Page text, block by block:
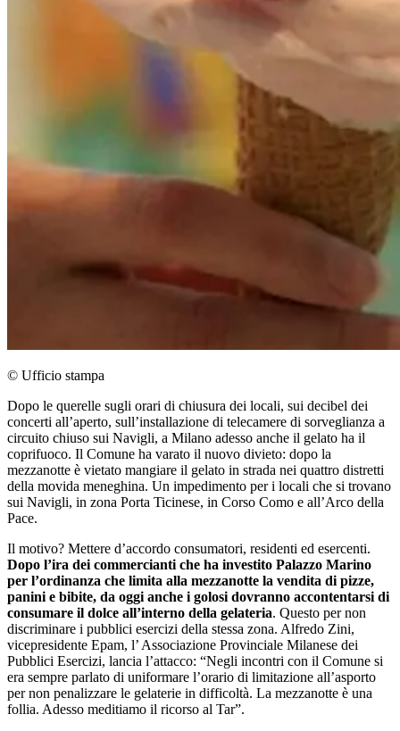
© Ufficio stampa
Dopo le querelle sugli orari di chiusura dei locali, sui decibel dei
concerti all’aperto, sull’installazione di telecamere di sorveglianza a
circuito chiuso sui Navigli, a Milano adesso anche il gelato ha il
coprifuoco. Il Comune ha varato il nuovo divieto: dopo la
mezzanotte è vietato mangiare il gelato in strada nei quattro distretti
della movida meneghina. Un impedimento per i locali che si trovano
sui Navigli, in zona Porta Ticinese, in Corso Como e all’Arco della
Pace.
Il motivo? Mettere d’accordo consumatori, residenti ed esercenti.
Dopo l’ira dei commercianti che ha investito Palazzo Marino
per l’ordinanza che limita alla mezzanotte la vendita di pizze,
panini e bibite, da oggi anche i golosi dovranno accontentarsi di
consumare il dolce all’interno della gelateria. Questo per non
discriminare i pubblici esercizi della stessa zona. Alfredo Zini,
vicepresidente Epam, l’ Associazione Provinciale Milanese dei
Pubblici Esercizi, lancia l’attacco: “Negli incontri con il Comune si
era sempre parlato di uniformare l’orario di limitazione all’asporto
per non penalizzare le gelaterie in difficoltà. La mezzanotte è una
follia. Adesso meditiamo il ricorso al Tar”.